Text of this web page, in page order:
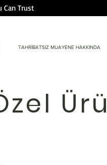
Can Trust
TAHRİBATSIZ MUAYENE HAKKINDA